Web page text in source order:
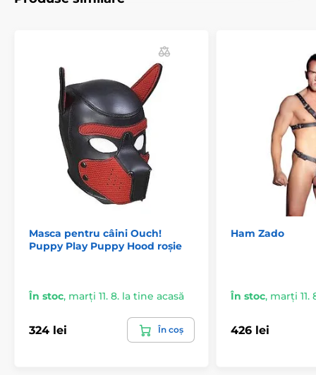
Masca pentru câini Ouch!
Puppy Play Puppy Hood roșie
În stoc, marți 11. 8. la tine acasă
324 lei În coș
Ham Zado
În stoc, marți 11.
426 lei